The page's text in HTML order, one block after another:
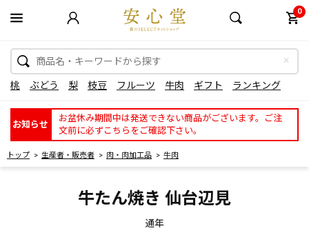
0
桃 ぶどう 梨 枝豆 フルーツ 牛肉 ギフト ランキング
お知らせ
お盆休み期間中は発送できない商品がございます。ご注
文前に必ずこちらをご確認下さい。
トップ 生産者・販売者 肉・肉加工品 牛肉
牛たん焼き 仙台辺見
通年